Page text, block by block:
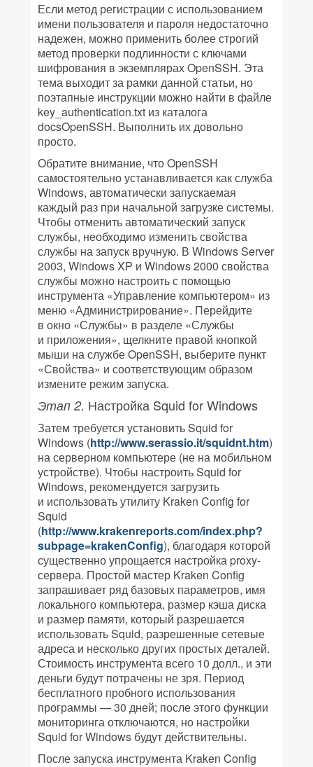
Если метод регистрации с использованием
имени пользователя и пароля недостаточно
надежен, можно применить более строгий
метод проверки подлинности с ключами
шифрования в экземплярах OpenSSH. Эта
тема выходит за рамки данной статьи, но
поэтапные инструкции можно найти в файле
key_authentication.txt из каталога
docsOpenSSH. Выполнить их довольно
просто.
Обратите внимание, что OpenSSH
самостоятельно устанавливается как служба
Windows, автоматически запускаемая
каждый раз при начальной загрузке системы.
Чтобы отменить автоматический запуск
службы, необходимо изменить свойства
службы на запуск вручную. В Windows Server
2003, Windows XP и Windows 2000 свойства
службы можно настроить с помощью
инструмента «Управление компьютером» из
меню «Администрирование». Перейдите
в окно «Службы» в разделе «Службы
и приложения», щелкните правой кнопкой
мыши на службе OpenSSH, выберите пункт
«Свойства» и соответствующим образом
измените режим запуска.
Этап 2. Настройка Squid for Windows
Затем требуется установить Squid for
Windows (http://www.serassio.it/squidnt.htm)
на серверном компьютере (не на мобильном
устройстве). Чтобы настроить Squid for
Windows, рекомендуется загрузить
и использовать утилиту Kraken Config for
Squid
(http://www.krakenreports.com/index.php?
subpage=krakenConfig), благодаря которой
существенно упрощается настройка proxy-
сервера. Простой мастер Kraken Config
запрашивает ряд базовых параметров, имя
локального компьютера, размер кэша диска
и размер памяти, который разрешается
использовать Squid, разрешенные сетевые
адреса и несколько других простых деталей.
Стоимость инструмента всего 10 долл., и эти
деньги будут потрачены не зря. Период
бесплатного пробного использования
программы — 30 дней; после этого функции
мониторинга отключаются, но настройки
Squid for Windows будут действительны.
После запуска инструмента Kraken Config